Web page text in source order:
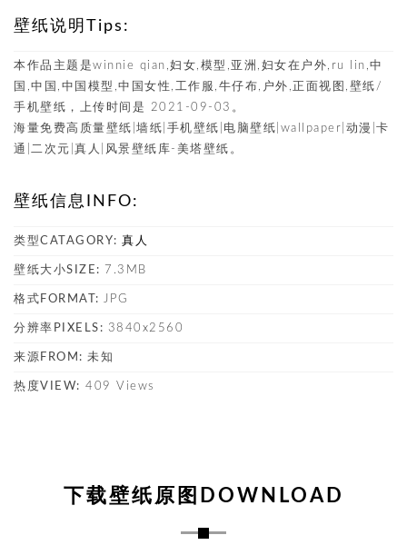
壁纸说明Tips:
本作品主题是winnie qian,妇女,模型,亚洲,妇女在户外,ru lin,中
国,中国,中国模型,中国女性,工作服,牛仔布,户外,正面视图,壁纸/
手机壁纸，上传时间是 2021-09-03。
海量免费高质量壁纸|墙纸|手机壁纸|电脑壁纸|wallpaper|动漫|卡
通|二次元|真人|风景壁纸库-美塔壁纸。
壁纸信息INFO:
类型CATAGORY: 真人
壁纸大小SIZE: 7.3MB
格式FORMAT: JPG
分辨率PIXELS: 3840x2560
来源FROM: 未知
热度VIEW: 409 Views
下载壁纸原图DOWNLOAD